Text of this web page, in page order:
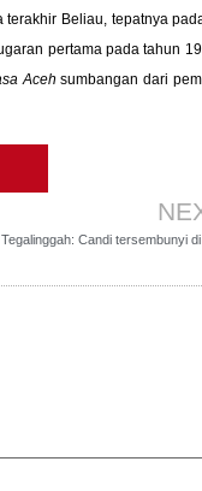
Beliau, tepatnya
pertama pada tahun
Aceh sumbangan dari
Candi tersembunyi